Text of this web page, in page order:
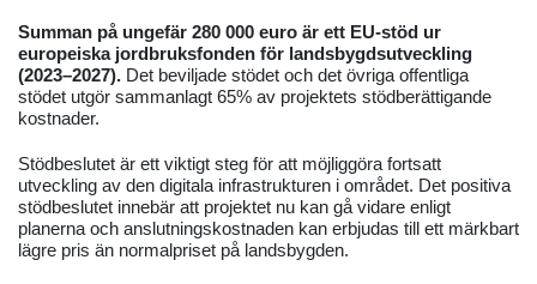
Summan på ungefär 280 000 euro är ett EU-stöd ur
europeiska jordbruksfonden för landsbygdsutveckling
(2023–2027). Det beviljade stödet och det övriga offentliga
stödet utgör sammanlagt 65% av projektets stödberättigande
kostnader.
Stödbeslutet är ett viktigt steg för att möjliggöra fortsatt
utveckling av den digitala infrastrukturen i området. Det positiva
stödbeslutet innebär att projektet nu kan gå vidare enligt
planerna och anslutningskostnaden kan erbjudas till ett märkbart
lägre pris än normalpriset på landsbygden.